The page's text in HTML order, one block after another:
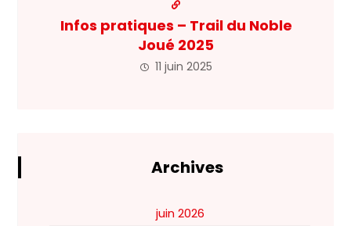
Infos pratiques – Trail du Noble
Joué 2025
11 juin 2025
Archives
juin 2026